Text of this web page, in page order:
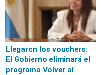
Llegaron los vouchers:
El Gobierno eliminará el
programa Volver al